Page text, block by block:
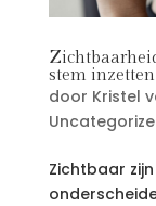
stem inzetten
door Kristel
Zichtbaar